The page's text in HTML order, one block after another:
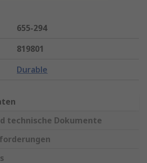
655-294
819801
Durable
technische Dokumente